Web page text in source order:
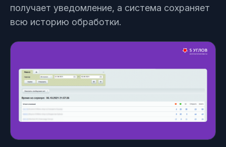
получает уведомление, а система сохраняет
всю историю обработки.